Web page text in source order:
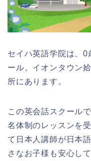
セイハ英語学院は、0
ール。イオンタウン
所にあります。
この英会話スクール
名体制のレッスンを
て日本人講師が日本
さなお子様も安心し